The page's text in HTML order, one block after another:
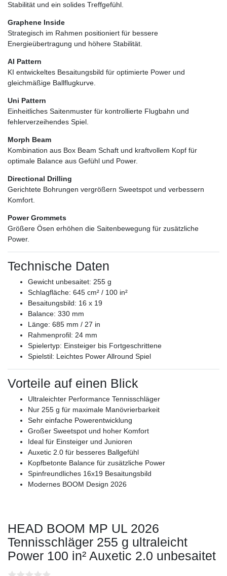
Stabilität und ein solides Treffgefühl.
Graphene Inside
Strategisch im Rahmen positioniert für bessere
Energieübertragung und höhere Stabilität.
AI Pattern
KI entwickeltes Besaitungsbild für optimierte Power und
gleichmäßige Ballflugkurve.
Uni Pattern
Einheitliches Saitenmuster für kontrollierte Flugbahn und
fehlerverzeihendes Spiel.
Morph Beam
Kombination aus Box Beam Schaft und kraftvollem Kopf für
optimale Balance aus Gefühl und Power.
Directional Drilling
Gerichtete Bohrungen vergrößern Sweetspot und verbessern
Komfort.
Power Grommets
Größere Ösen erhöhen die Saitenbewegung für zusätzliche
Power.
Technische Daten
Gewicht unbesaitet: 255 g
Schlagfläche: 645 cm² / 100 in²
Besaitungsbild: 16 x 19
Balance: 330 mm
Länge: 685 mm / 27 in
Rahmenprofil: 24 mm
Spielertyp: Einsteiger bis Fortgeschrittene
Spielstil: Leichtes Power Allround Spiel
Vorteile auf einen Blick
Ultraleichter Performance Tennisschläger
Nur 255 g für maximale Manövrierbarkeit
Sehr einfache Powerentwicklung
Großer Sweetspot und hoher Komfort
Ideal für Einsteiger und Junioren
Auxetic 2.0 für besseres Ballgefühl
Kopfbetonte Balance für zusätzliche Power
Spinfreundliches 16x19 Besaitungsbild
Modernes BOOM Design 2026
HEAD BOOM MP UL 2026
Tennisschläger 255 g ultraleicht
Power 100 in² Auxetic 2.0 unbesaitet